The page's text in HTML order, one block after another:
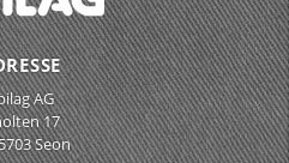
AG
17
Seon